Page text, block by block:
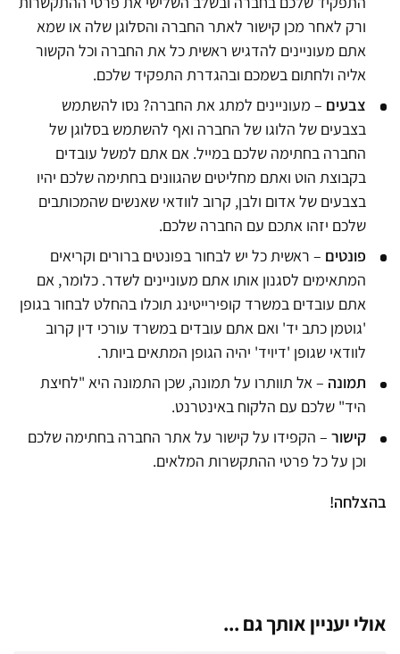
ורק לאחר מכן קישור לאתר החברה והסלוגן שלה או שמא
אתם מעוניינים להדגיש ראשית כל את החברה וכל הקשור
אליה ולחתום בשמכם ובהגדרת התפקיד שלכם.
צבעים – מעוניינים למתג את החברה? נסו להשתמש
בצבעים של הלוגו של החברה ואף להשתמש בסלוגן של
החברה בחתימה שלכם במייל. אם אתם למשל עובדים
בקבוצת הוט ואתם מחליטים שהגוונים בחתימה שלכם יהיו
בצבעים של אדום ולבן, קרוב לוודאי שאנשים שהמכותבים
שלכם יזהו אתכם עם החברה שלכם.
פונטים – ראשית כל יש לבחור בפונטים ברורים וקריאים
המתאימים לסגנון אותו אתם מעוניינים לשדר. כלומר, אם
אתם עובדים במשרד קופירייטינג תוכלו בהחלט לבחור בגופן
'גוטמן כתב יד' ואם אתם עובדים במשרד עורכי דין קרוב
לוודאי שגופן 'דיויד' יהיה הגופן המתאים ביותר.
תמונה – אל תוותרו על תמונה, שכן התמונה היא "לחיצת
היד" שלכם עם הלקוח באינטרנט.
קישור – הקפידו על קישור על אתר החברה בחתימה שלכם
וכן על כל פרטי ההתקשרות המלאים.
בהצלחה!
אולי יעניין אותך גם ...